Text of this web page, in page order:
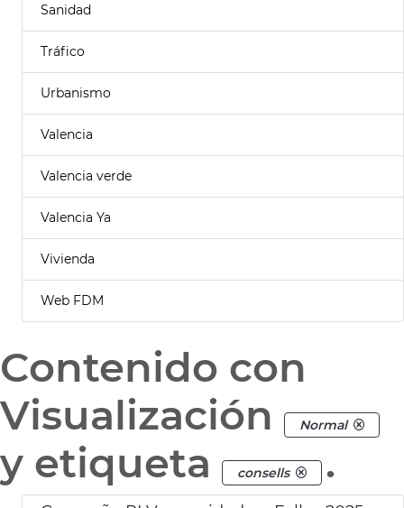
Sanidad
Tráfico
Urbanismo
Valencia
Valencia verde
Valencia Ya
Vivienda
Web FDM
Contenido con
Visualización
Normal
y etiqueta consells .